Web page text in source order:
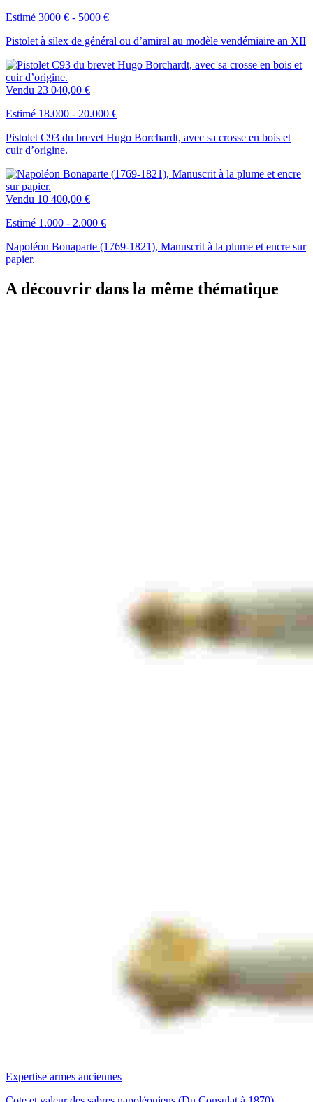
Estimé 3000 € - 5000 €
Pistolet à silex de général ou d’amiral au modèle vendémiaire an XII
Vendu 23 040,00 €
Estimé 18.000 - 20.000 €
Pistolet C93 du brevet Hugo Borchardt, avec sa crosse en bois et
cuir d’origine.
Vendu 10 400,00 €
Estimé 1.000 - 2.000 €
Napoléon Bonaparte (1769-1821), Manuscrit à la plume et encre sur
papier.
A découvrir dans la même thématique
Expertise armes anciennes